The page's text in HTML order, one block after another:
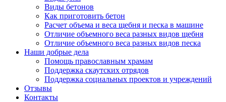
Виды бетонов
Как приготовить бетон
Расчет объема и веса щебня и песка в машине
Отличие объемного веса разных видов щебня
Отличие объемного веса разных видов песка
Наши добрые дела
Помощь православным храмам
Поддержка скаутских отрядов
Поддержка социальных проектов и учреждений
Отзывы
Контакты